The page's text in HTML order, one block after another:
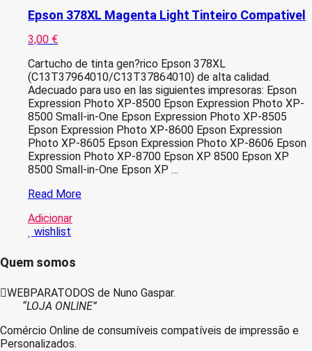
Epson 378XL Magenta Light Tinteiro Compativel
3,00 €
Cartucho de tinta gen?rico Epson 378XL
(C13T37964010/C13T37864010) de alta calidad.
Adecuado para uso en las siguientes impresoras: Epson
Expression Photo XP-8500 Epson Expression Photo XP-
8500 Small-in-One Epson Expression Photo XP-8505
Epson Expression Photo XP-8600 Epson Expression
Photo XP-8605 Epson Expression Photo XP-8606 Epson
Expression Photo XP-8700 Epson XP 8500 Epson XP
8500 Small-in-One Epson XP …
Epson
Magenta
Light
Compativel
Read More
Adicionar
wishlist
Quem somos
WEBPARATODOS de Nuno Gaspar.
“LOJA ONLINE”
Comércio Online de consumíveis compatíveis de impressão e
Personalizados.